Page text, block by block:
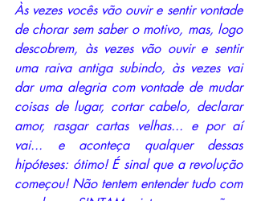
Às vezes vocês vão ouvir e sentir vontade
de chorar sem saber o motivo, mas, logo
descobrem, às vezes vão ouvir e sentir
uma raiva antiga subindo, às vezes vai
dar uma alegria com vontade de mudar
coisas de lugar, cortar cabelo, declarar
amor, rasgar cartas velhas... e por aí
vai... e aconteça qualquer dessas
hipóteses: ótimo! É sinal que a revolução
começou! Não tentem entender tudo com